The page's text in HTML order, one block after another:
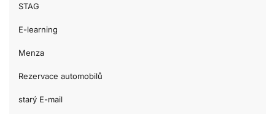
STAG
E-learning
Menza
Rezervace automobilů
starý E-mail